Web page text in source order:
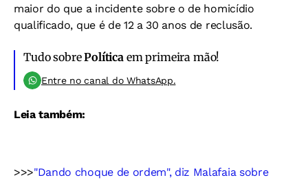
maior do que a incidente sobre o de homicídio
qualificado, que é de 12 a 30 anos de reclusão.
Tudo sobrePolíticaem primeira mão!
Entre no canal do WhatsApp.
Leia também:
>>>"Dando choque de ordem", diz Malafaia sobre